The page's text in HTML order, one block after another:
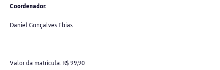
Coordenador:
Daniel Gonçalves Ebias
Valor da matrícula: R$ 99,90